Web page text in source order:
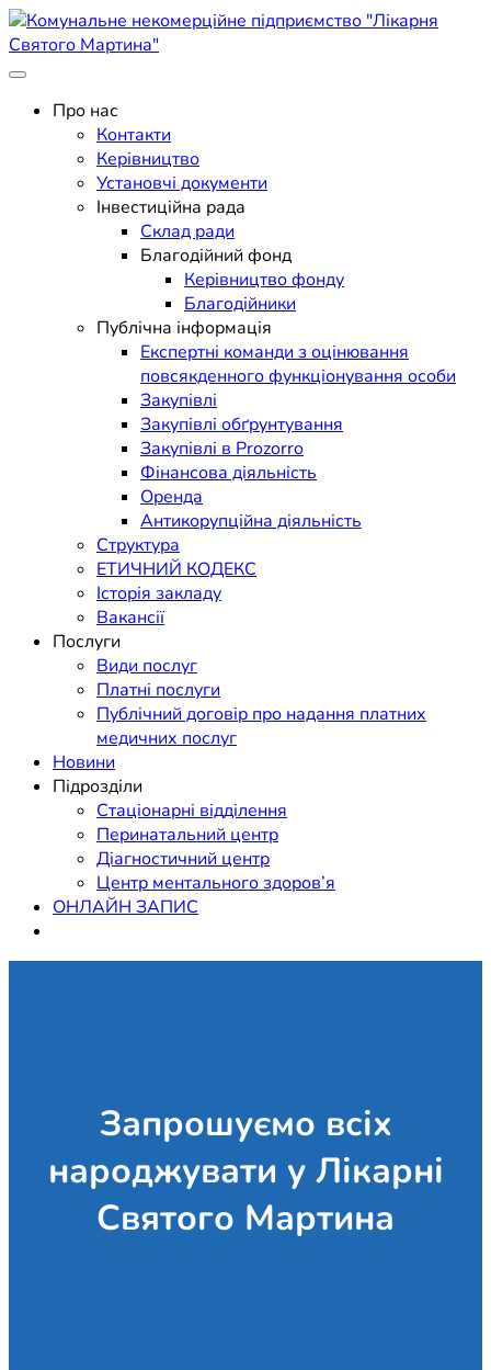
Skip
to
content
Комунальне некомерційне
підприємство "Лікарня
Святого Мартина"
Поліклініка Мукачево
Про нас
Контакти
Керівництво
Установчі документи
Інвестиційна рада
Склад ради
Благодійний фонд
Керівництво фонду
Благодійники
Публічна інформація
Експертні команди з оцінювання
повсякденного функціонування особи
Закупівлі
Закупівлі обґрунтування
Закупівлі в Prozorro
Фінансова діяльність
Оренда
Антикорупційна діяльність
Структура
ЕТИЧНИЙ КОДЕКС
Історія закладу
Вакансії
Послуги
Види послуг
Платні послуги
Публічний договір про надання платних
медичних послуг
Новини
Підрозділи
Стаціонарні відділення
Перинатальний центр
Діагностичний центр
Центр ментального здоров’я
ОНЛАЙН ЗАПИС
Запрошуємо всіх
народжувати у Лікарні
Святого Мартина